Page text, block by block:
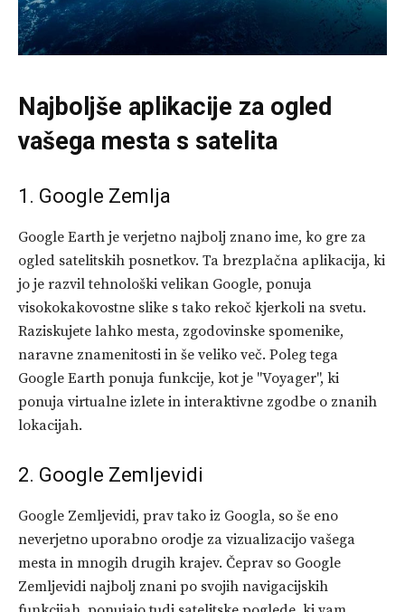
Najboljše aplikacije za ogled
vašega mesta s satelita
1. Google Zemlja
Google Earth je verjetno najbolj znano ime, ko gre za
ogled satelitskih posnetkov. Ta brezplačna aplikacija, ki
jo je razvil tehnološki velikan Google, ponuja
visokokakovostne slike s tako rekoč kjerkoli na svetu.
Raziskujete lahko mesta, zgodovinske spomenike,
naravne znamenitosti in še veliko več. Poleg tega
Google Earth ponuja funkcije, kot je "Voyager", ki
ponuja virtualne izlete in interaktivne zgodbe o znanih
lokacijah.
2. Google Zemljevidi
Google Zemljevidi, prav tako iz Googla, so še eno
neverjetno uporabno orodje za vizualizacijo vašega
mesta in mnogih drugih krajev. Čeprav so Google
Zemljevidi najbolj znani po svojih navigacijskih